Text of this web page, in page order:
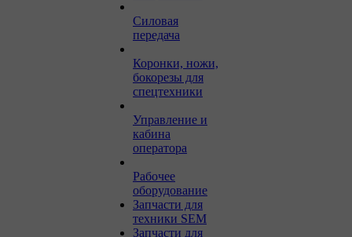
Силовая
передача
Коронки, ножи,
бокорезы для
спецтехники
Управление и
кабина
оператора
Рабочее
оборудование
Запчасти для
техники SEM
Запчасти для